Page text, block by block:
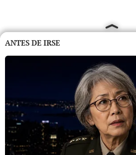
ANTES DE IRSE